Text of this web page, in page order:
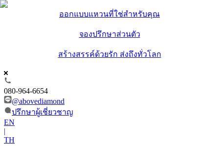
ออกแบบแหวนที่ใช่สำหรับคุณ
จองปรึกษาส่วนตัว
สร้างสรรค์ด้วยรัก ส่งถึงทั่วโลก
080-964-6654
@abovediamond
ปรึกษาผู้เชี่ยวชาญ
EN
|
TH